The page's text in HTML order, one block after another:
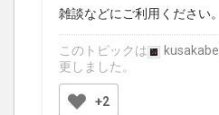
雑談などにご利用ください。
このトピックは kusakabe
更しました。
+2